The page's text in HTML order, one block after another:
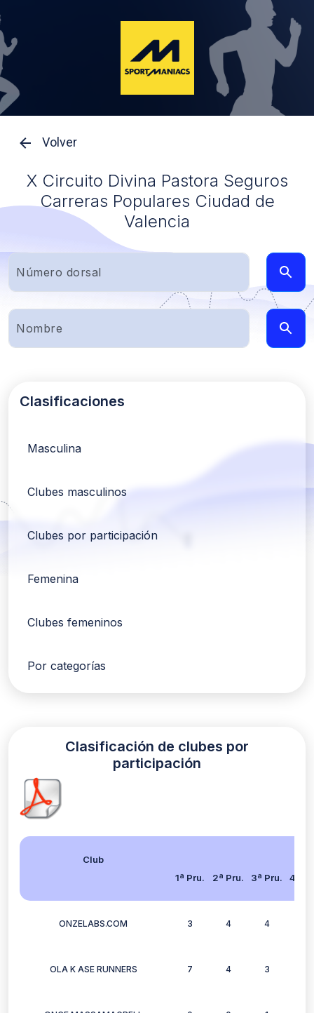
Volver
X Circuito Divina Pastora Seguros
Carreras Populares Ciudad de
Valencia
Clasificaciones
Masculina
Clubes masculinos
Clubes por participación
Femenina
Clubes femeninos
Por categorías
Clasificación de clubes por
participación
Club
1ª Pru.
2ª Pru. 3ª Pru. 4ª
ONZELABS.COM 3 4 4
OLA K ASE RUNNERS 7 4 3